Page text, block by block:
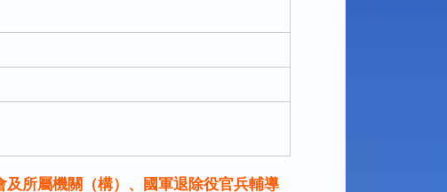
所屬機關（構）、國軍退除役官兵輔導